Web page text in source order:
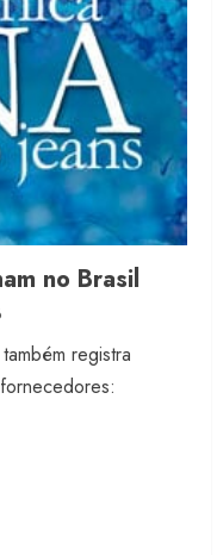
no Brasil
registra